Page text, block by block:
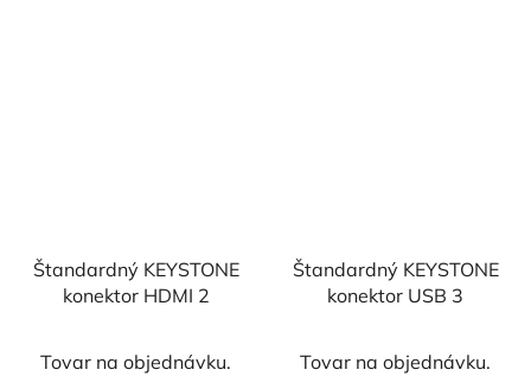
Štandardný KEYSTONE
konektor HDMI 2
Tovar na objednávku.
Štandardný KEYSTONE
konektor USB 3
Tovar na objednávku.